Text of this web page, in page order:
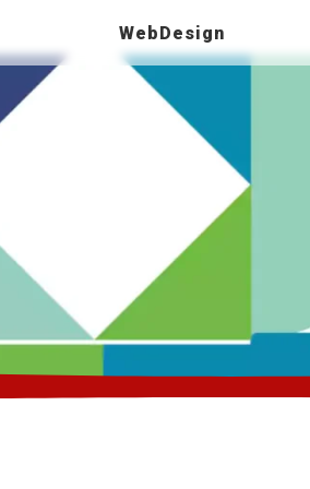
WebDesign